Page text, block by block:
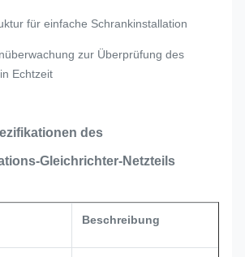
für einfache Schrankinstallation
zur Überprüfung des
Echtzeit
des
Gleichrichter-Netzteils
Beschreibung